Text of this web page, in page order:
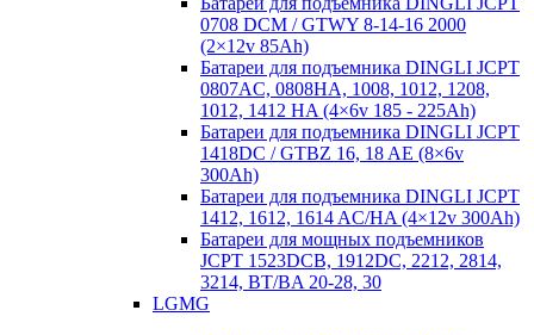
0708 DCM / GTWY 8-14-16 2000
(2×12v 85Ah)
Батареи для подъемника DINGLI JCPT
0807AC, 0808HA, 1008, 1012, 1208,
1012, 1412 HA (4×6v 185 - 225Ah)
Батареи для подъемника DINGLI JCPT
1418DC / GTBZ 16, 18 AE (8×6v
300Ah)
Батареи для подъемника DINGLI JCPT
1412, 1612, 1614 AC/HA (4×12v 300Ah)
Батареи для мощных подъемников
JCPT 1523DCB, 1912DC, 2212, 2814,
3214, BT/BA 20-28, 30
LGMG